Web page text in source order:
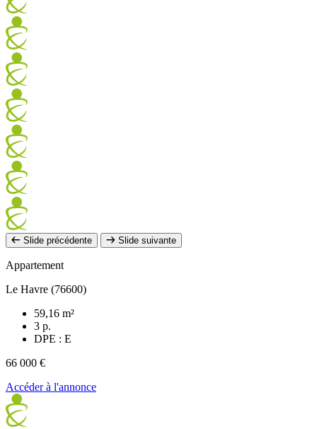
Slide précédente Slide suivante
Appartement
Le Havre (76600)
59,16 m²
3 p.
DPE : E
66 000 €
Accéder à l'annonce